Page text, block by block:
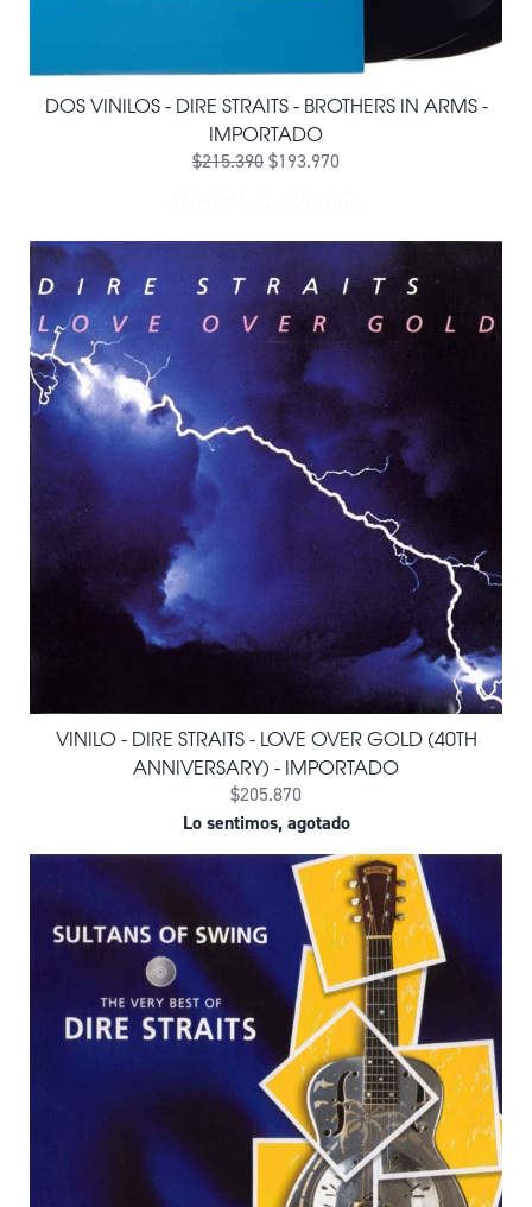
DOS VINILOS - DIRE STRAITS - BROTHERS IN ARMS -
IMPORTADO
$215.390$193.970
VINILO - DIRE STRAITS - LOVE OVER GOLD (40TH
ANNIVERSARY) - IMPORTADO
$205.870
Lo sentimos, agotado